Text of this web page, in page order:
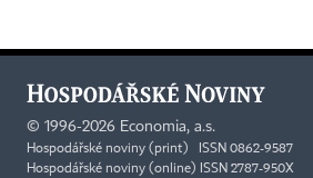
© 1996-2026 Economia, a.s.
Hospodářské noviny (print) ISSN 0862-9587
Hospodářské noviny (online) ISSN 2787-950X